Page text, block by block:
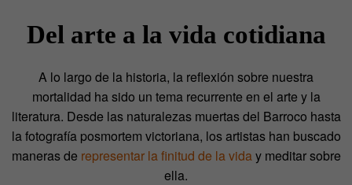
Del arte a la vida cotidiana
A lo largo de la historia, la reflexión sobre nuestra
mortalidad ha sido un tema recurrente en el arte y la
literatura. Desde las naturalezas muertas del Barroco hasta
la fotografía posmortem victoriana, los artistas han buscado
maneras de representar la finitud de la viday meditar sobre
ella.